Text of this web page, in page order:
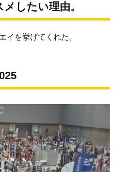
したい理由。
イを挙げてくれた。